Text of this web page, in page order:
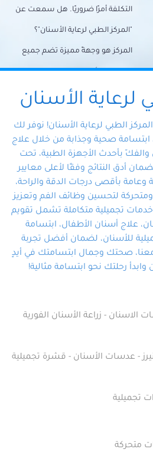
التكلفة أمرًا ضروريًا. هل سمعت عن
"المركز الطبي لرعاية الأسنان"؟
المركز هو وجهةً مميزة تضم جميع
احتياجات الأسنان تحت سقف واحد،
وتضمن لك حلاً شاملًا لجميع
المتخصص ذوي الخبرة، ستجد نفسك
في أيد أمينة تلبي احتياجاتك بكل
احترافية ودقة.
لرعاية الأسنان
الطبي لرعاية الأسنان! نوفر لك
صحية وجذابة من خلال علاج
بأحدث الأجهزة الطبية، تحت
أدق النتائج وفقًا لأعلى معايير
وعامة بأقصى درجات الدقة والراحة،
ومتحركة لتحسين وظائف الفم وتعزيز
تجميلية متكاملة تشمل تقويم
علاج أسنان الأطفال، ابتسامة
للأسنان، لضمان أفضل تجربة
صحتك وجمال ابتسامتك في أيدٍ
وابدأ رحلتك نحو ابتسامة مثالية!
الاسنان - زراعة الأسنان الفورية
- عدسات الأسنان - قشرة تجميلية
متحركة